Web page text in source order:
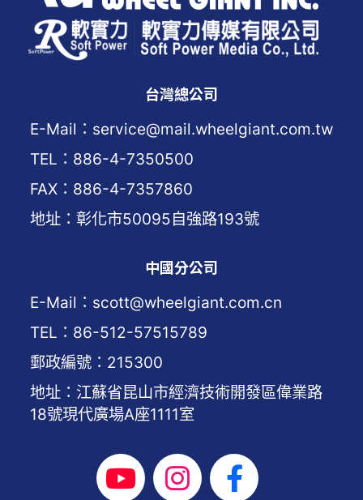
台灣總公司
E-Mail：service@mail.wheelgiant.com.tw
TEL：886-4-7350500
FAX：886-4-7357860
地址：彰化市50095自強路193號
中國分公司
E-Mail：scott@wheelgiant.com.cn
TEL：86-512-57515789
郵政編號：215300
地址：江蘇省昆山市經濟技術開發區偉業路
18號現代廣場A座1111室